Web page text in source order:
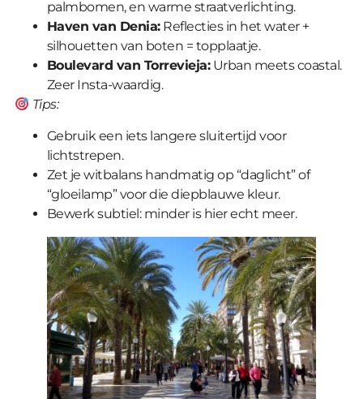
palmbomen, en warme straatverlichting.
Haven van Denia:Reflecties in het water +
silhouetten van boten = topplaatje.
Boulevard van Torrevieja:Urban meets coastal.
Zeer Insta-waardig.
Tips:
Gebruik een iets langere sluitertijd voor
lichtstrepen.
Zet je witbalans handmatig op “daglicht” of
“gloeilamp” voor die diepblauwe kleur.
Bewerk subtiel: minder is hier echt meer.